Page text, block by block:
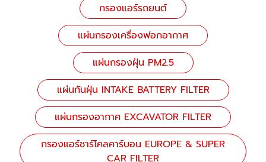
กรองแอร์รถยนต์
แผ่นกรองเครื่องฟอกอากาศ
แผ่นกรองฝุ่น PM2.5
แผ่นกันฝุ่น INTAKE BATTERY FILTER
แผ่นกรองอากาศ EXCAVATOR FILTER
กรองแอร์ชาร์โคลคาร์บอน EUROPE & SUPER
CAR FILTER